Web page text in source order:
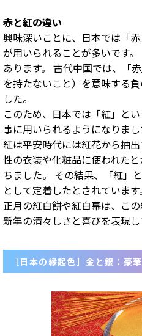
赤と紅の違い
興味深いことに、日本では「
が用いられることが多いです
あります。 古代中国では、「
を持たないこと）を意味する
した。
このため、日本では「紅」と
事に用いられるようになりまし
紅は平安時代には紅花から抽
性の衣装や化粧品に使われた
ちました。 その結果、「紅」
として定着したとされています。
正月の紅白餅や紅白幕は、こ
新年の清々しさと喜びを表現し
［日本の縁起色］金と銀：豪